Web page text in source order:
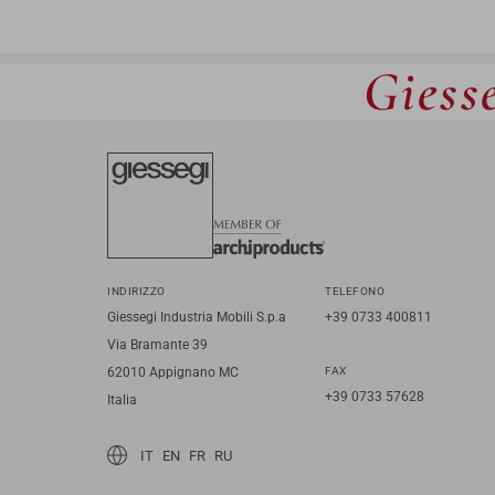
INDIRIZZO
Giessegi Industria Mobili S.p.a
Via Bramante 39
62010 Appignano MC
Italia
TELEFONO
+39 0733 400811
FAX
+39 0733 57628
IT EN FR RU